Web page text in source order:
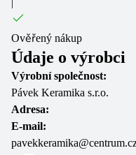
|
Ověřený nákup
Údaje o výrobci
Výrobní společnost:
Pávek Keramika s.r.o.
Adresa:
E-mail: